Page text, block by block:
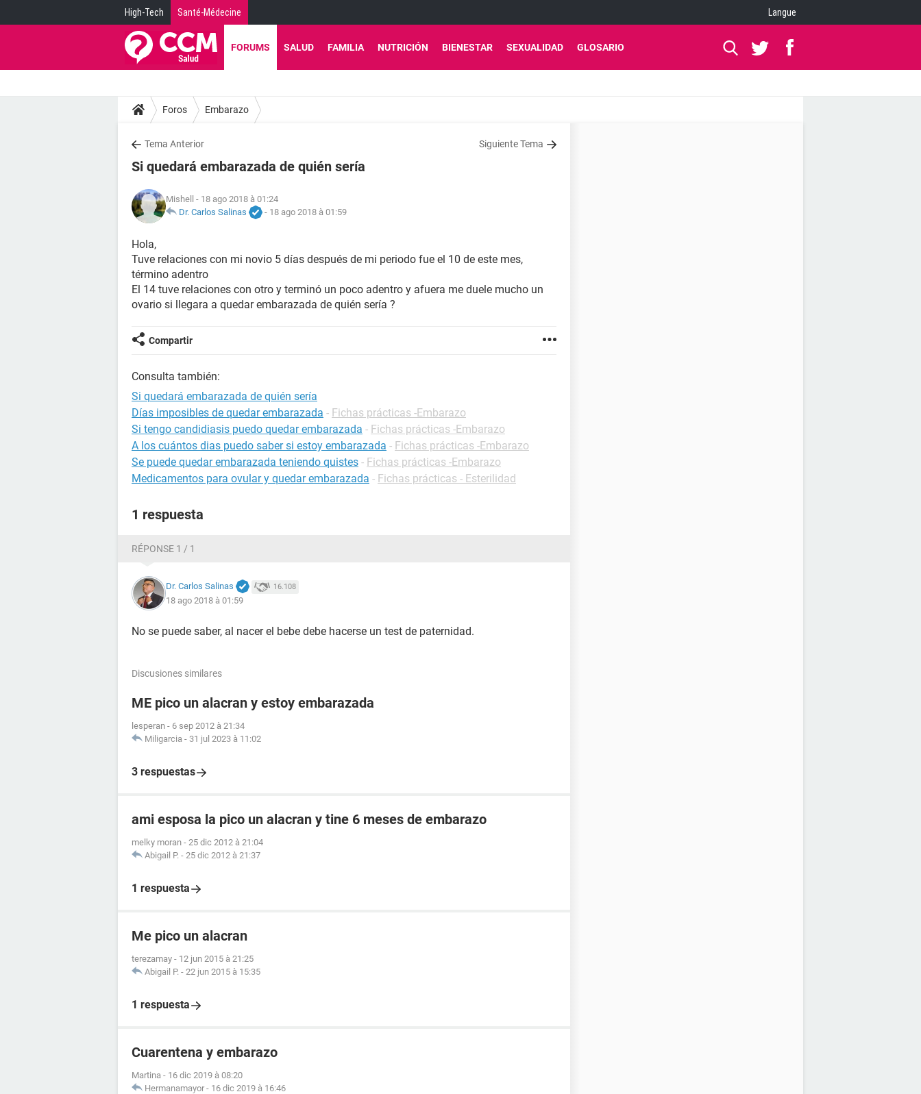
High-Tech Santé-Médecine Langue
FORUMS SALUD FAMILIA NUTRICIÓN BIENESTAR SEXUALIDAD GLOSARIO
Foros Embarazo
Tema Anterior Siguiente Tema
Si quedará embarazada de quién sería
Mishell - 18 ago 2018 à 01:24
Dr. Carlos Salinas
- 18 ago 2018 à 01:59
Hola,
Tuve relaciones con mi novio 5 días después de mi periodo fue el 10 de este mes,
término adentro
El 14 tuve relaciones con otro y terminó un poco adentro y afuera me duele mucho un
ovario si llegara a quedar embarazada de quién sería ?
Compartir
Consulta también:
Si quedará embarazada de quién sería
Días imposibles de quedar embarazada - Fichas prácticas -Embarazo
Si tengo candidiasis puedo quedar embarazada - Fichas prácticas -Embarazo
A los cuántos dias puedo saber si estoy embarazada - Fichas prácticas -Embarazo
Se puede quedar embarazada teniendo quistes - Fichas prácticas -Embarazo
Medicamentos para ovular y quedar embarazada - Fichas prácticas - Esterilidad
1 respuesta
RÉPONSE 1 / 1
Dr. Carlos Salinas 16.108
18 ago 2018 à 01:59
No se puede saber, al nacer el bebe debe hacerse un test de paternidad.
Discusiones similares
ME pico un alacran y estoy embarazada
lesperan - 6 sep 2012 à 21:34
Miligarcia - 31 jul 2023 à 11:02
3 respuestas
ami esposa la pico un alacran y tine 6 meses de embarazo
melky moran - 25 dic 2012 à 21:04
Abigail P. - 25 dic 2012 à 21:37
1 respuesta
Me pico un alacran
terezamay - 12 jun 2015 à 21:25
Abigail P. - 22 jun 2015 à 15:35
1 respuesta
Cuarentena y embarazo
Martina - 16 dic 2019 à 08:20
Hermanamayor - 16 dic 2019 à 16:46